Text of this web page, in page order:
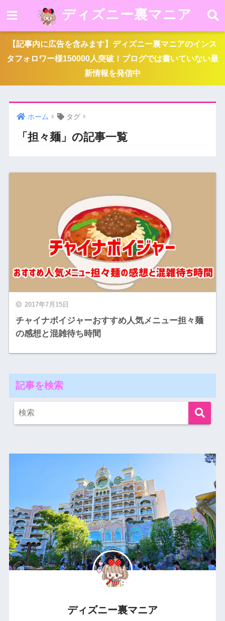
ディズニー裏マニア
【記事内に広告を含みます】ディズニー裏マニアのインス
タフォロワー様150000人突破！ブログでは書いていない最
新情報を発信中
ホーム タグ
「担々麺」の記事一覧
2017年7月15日
チャイナボイジャーおすすめ人気メニュー担々麺
の感想と混雑待ち時間
記事を検索
ディズニー裏マニア